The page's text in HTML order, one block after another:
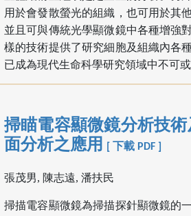
用於會發散螢光的組織，也可用於其
並且可與傳統光學顯微鏡中各種增強
樣的技術提供了研究細胞及組織內各
已成為現代生命科學研究領域中不可或
掃瞄電容顯微鏡分析技
面分析之應用
[ 下載 PDF ]
張茂男, 陳志遠, 潘扶民
掃描電容顯微鏡為掃描探針顯微鏡的